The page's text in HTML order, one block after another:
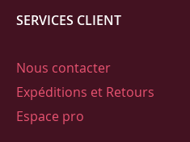
SERVICES CLIENT
Nous contacter
Expéditions et Retours
Espace pro